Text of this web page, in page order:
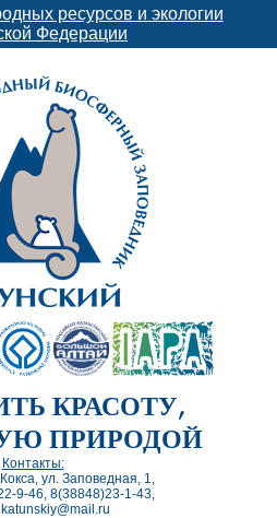
ресурсов и экологии
Федерации
КРАСОТУ,
ПРИРОДОЙ
Контакты:
ул. Заповедная, 1,
9-46, 8(38848)23-1-43,